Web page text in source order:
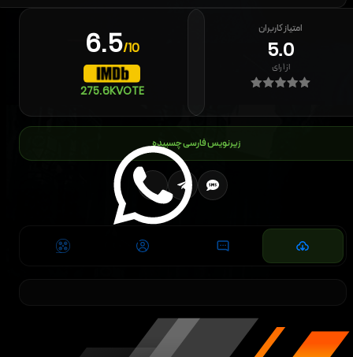
6.5/10
275.6KVOTE
امتیاز کاربران
5.0
از۱رای
زیرنویس فارسی چسبیده